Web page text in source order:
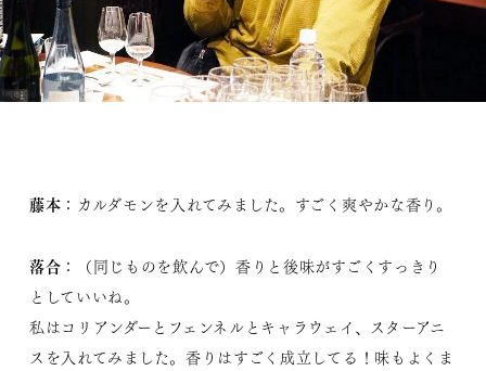
藤本 ：カルダモンを入れてみました。すごく爽やかな香り。
落合 ：（同じものを飲んで）香りと後味がすごくすっきり
としていいね。
私はコリアンダーとフェンネルとキャラウェイ、スターアニ
スを入れてみました。香りはすごく成立してる！味もよくま